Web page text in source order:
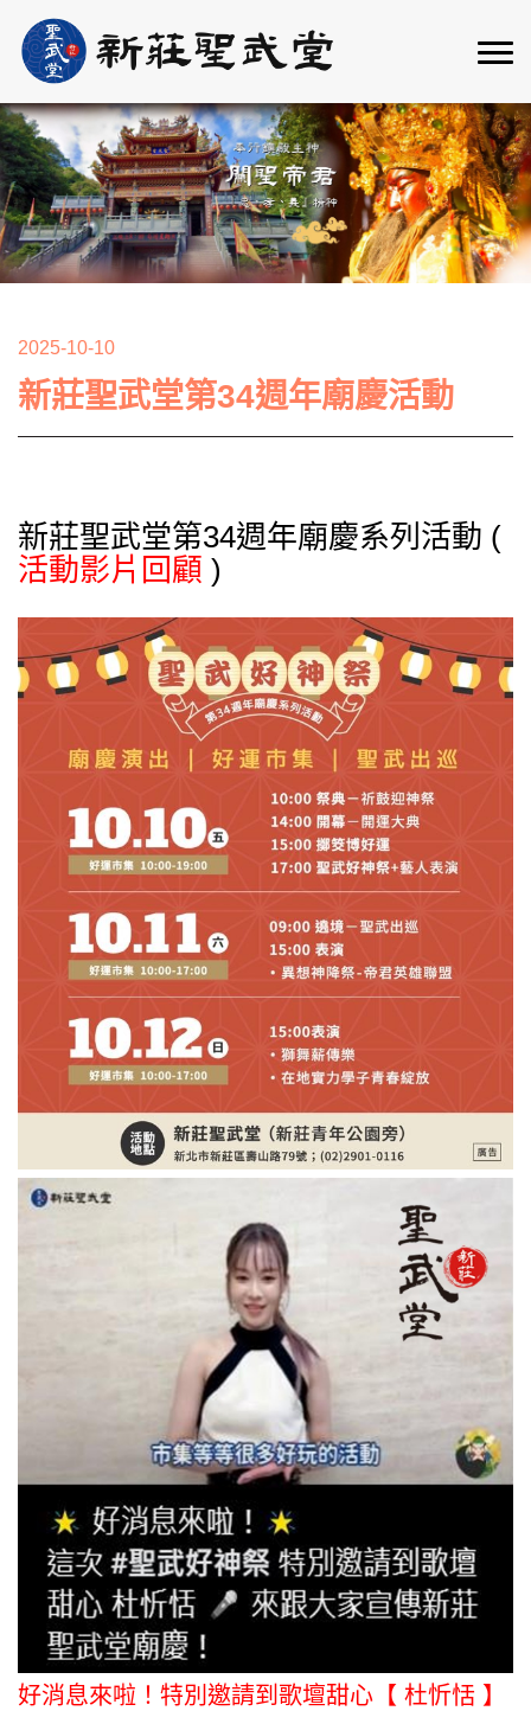
2025-10-10
新莊聖武堂第34週年廟慶活動
新莊聖武堂第34週年廟慶系列活動 (
活動影片回顧 )
好消息來啦！特別邀請到歌壇甜心【 杜忻恬 】